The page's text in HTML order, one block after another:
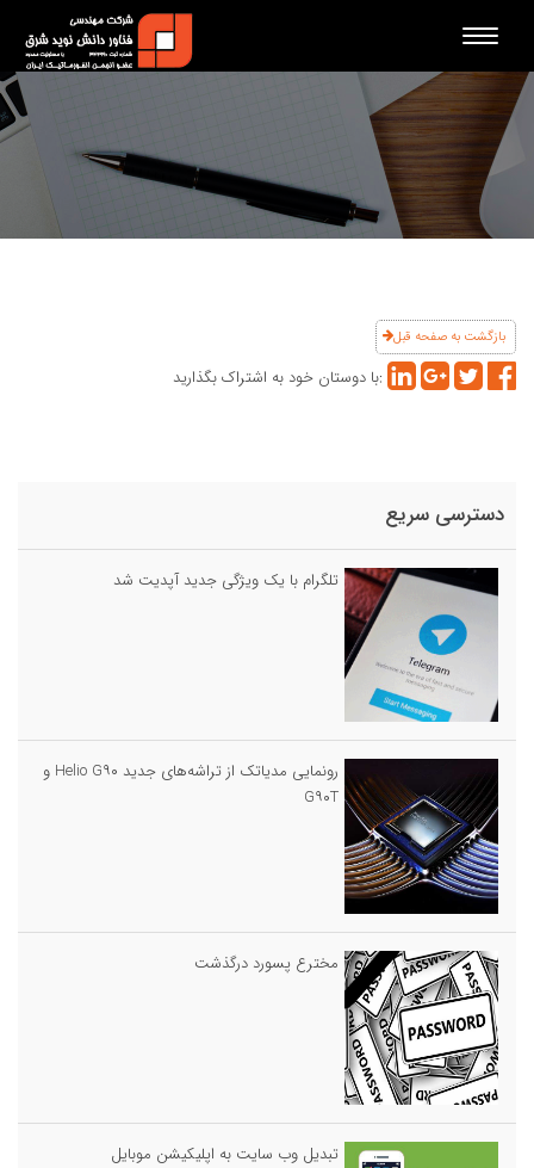
Toggle
navigation
بازگشت به صفحه قبل
با دوستان خود به اشتراک بگذارید:
دسترسی سریع
تلگرام با یک ویژگی جدید آپدیت شد
رونمایی مدیاتک از تراشه‌های جدید Helio G۹۰ و
G۹۰T
مخترع پسورد درگذشت
تبدیل وب سایت به اپلیکیشن موبایل